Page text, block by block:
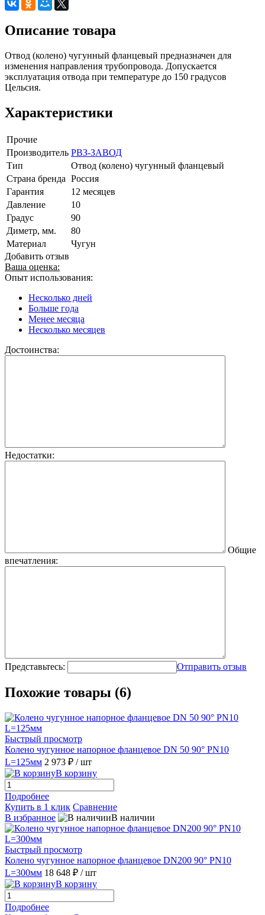
Описание товара
Отвод (колено) чугунный фланцевый предназначен для
изменения направления трубопровода. Допускается
эксплуатация отвода при температуре до 150 градусов
Цельсия.
Характеристики
Прочие
Производитель РВЗ-ЗАВОД
Тип
Отвод (колено) чугунный фланцевый
Страна бренда Россия
Гарантия
12 месяцев
Давление
10
Градус
90
Диметр, мм.
80
Материал
Чугун
Добавить отзыв
Ваша оценка:
Опыт использования:
Несколько дней
Больше года
Менее месяца
Несколько месяцев
Достоинства:
Недостатки:
Общие
впечатления:
Представьтесь: Отправить отзыв
Похожие товары (6)
Быстрый просмотр
Колено чугунное напорное фланцевое DN 50 90° PN10
L=125мм 2 973 ₽ / шт
В корзину
Подробнее
Купить в 1 клик Сравнение
В избранное
В наличии
Быстрый просмотр
Колено чугунное напорное фланцевое DN200 90° PN10
L=300мм 18 648 ₽ / шт
В корзину
Подробнее